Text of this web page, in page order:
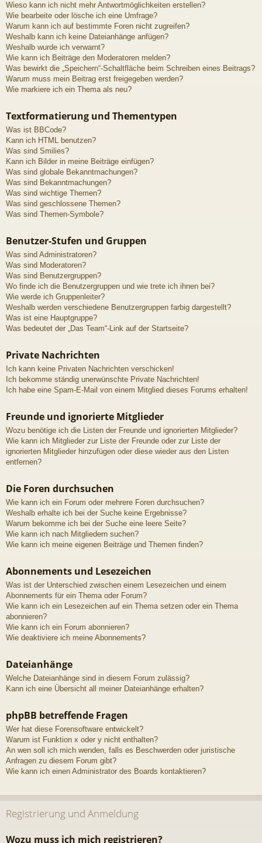
Wieso kann ich nicht mehr Antwortmöglichkeiten erstellen?
Wie bearbeite oder lösche ich eine Umfrage?
Warum kann ich auf bestimmte Foren nicht zugreifen?
Weshalb kann ich keine Dateianhänge anfügen?
Weshalb wurde ich verwarnt?
Wie kann ich Beiträge den Moderatoren melden?
Was bewirkt die „Speichern“-Schaltfläche beim Schreiben eines Beitrags?
Warum muss mein Beitrag erst freigegeben werden?
Wie markiere ich ein Thema als neu?
Textformatierung und Thementypen
Was ist BBCode?
Kann ich HTML benutzen?
Was sind Smilies?
Kann ich Bilder in meine Beiträge einfügen?
Was sind globale Bekanntmachungen?
Was sind Bekanntmachungen?
Was sind wichtige Themen?
Was sind geschlossene Themen?
Was sind Themen-Symbole?
Benutzer-Stufen und Gruppen
Was sind Administratoren?
Was sind Moderatoren?
Was sind Benutzergruppen?
Wo finde ich die Benutzergruppen und wie trete ich ihnen bei?
Wie werde ich Gruppenleiter?
Weshalb werden verschiedene Benutzergruppen farbig dargestellt?
Was ist eine Hauptgruppe?
Was bedeutet der „Das Team“-Link auf der Startseite?
Private Nachrichten
Ich kann keine Privaten Nachrichten verschicken!
Ich bekomme ständig unerwünschte Private Nachrichten!
Ich habe eine Spam-E-Mail von einem Mitglied dieses Forums erhalten!
Freunde und ignorierte Mitglieder
Wozu benötige ich die Listen der Freunde und ignorierten Mitglieder?
Wie kann ich Mitglieder zur Liste der Freunde oder zur Liste der
ignorierten Mitglieder hinzufügen oder diese wieder aus den Listen
entfernen?
Die Foren durchsuchen
Wie kann ich ein Forum oder mehrere Foren durchsuchen?
Weshalb erhalte ich bei der Suche keine Ergebnisse?
Warum bekomme ich bei der Suche eine leere Seite?
Wie kann ich nach Mitgliedern suchen?
Wie kann ich meine eigenen Beiträge und Themen finden?
Abonnements und Lesezeichen
Was ist der Unterschied zwischen einem Lesezeichen und einem
Abonnements für ein Thema oder Forum?
Wie kann ich ein Lesezeichen auf ein Thema setzen oder ein Thema
abonnieren?
Wie kann ich ein Forum abonnieren?
Wie deaktiviere ich meine Abonnements?
Dateianhänge
Welche Dateianhänge sind in diesem Forum zulässig?
Kann ich eine Übersicht all meiner Dateianhänge erhalten?
phpBB betreffende Fragen
Wer hat diese Forensoftware entwickelt?
Warum ist Funktion x oder y nicht enthalten?
An wen soll ich mich wenden, falls es Beschwerden oder juristische
Anfragen zu diesem Forum gibt?
Wie kann ich einen Administrator des Boards kontaktieren?
Registrierung und Anmeldung
Wozu muss ich mich registrieren?